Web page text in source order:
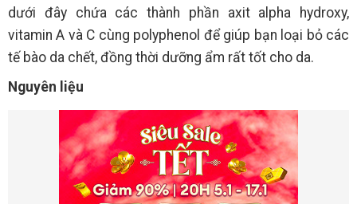
dưới đây chứa các thành phần axit alpha hydroxy,
vitamin A và C cùng polyphenol để giúp bạn loại bỏ các
tế bào da chết, đồng thời dưỡng ẩm rất tốt cho da.
Nguyên liệu